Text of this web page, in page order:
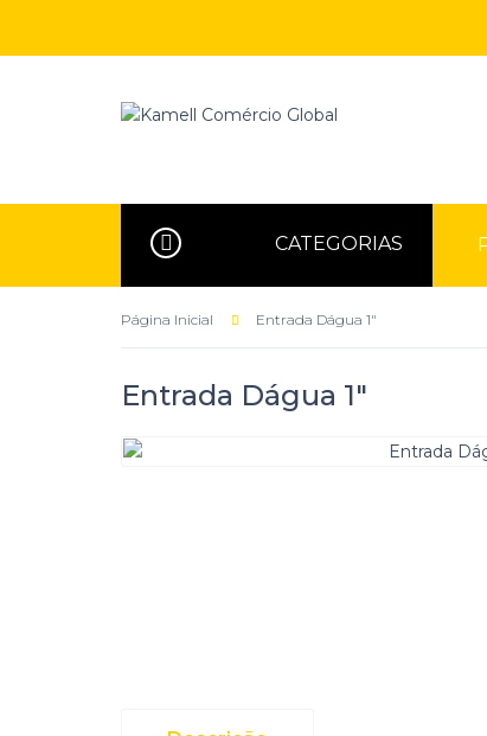
CATEGORIAS
Página Inicial Entrada Dágua 1"
Entrada Dágua 1"